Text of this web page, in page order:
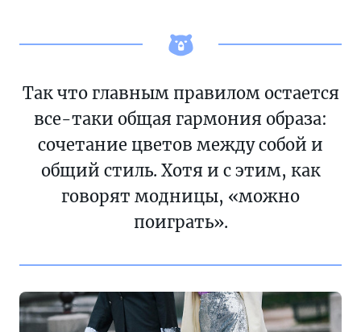
Так что главным правилом остается
все-таки общая гармония образа:
сочетание цветов между собой и
общий стиль. Хотя и с этим, как
говорят модницы, «можно
поиграть».